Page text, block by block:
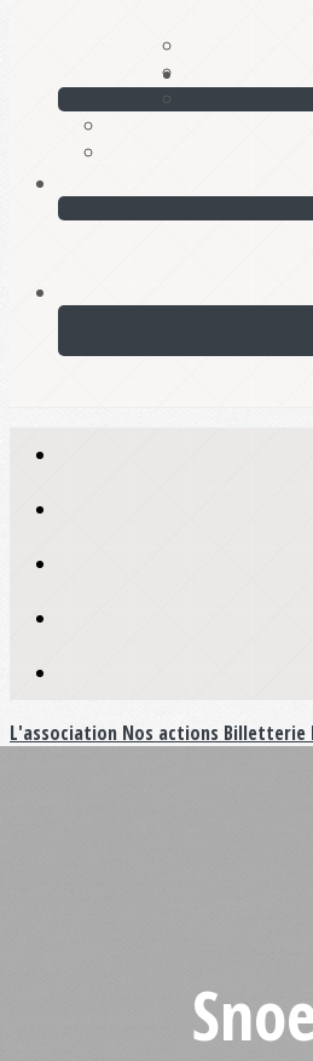
L'association Nos actions Billetterie